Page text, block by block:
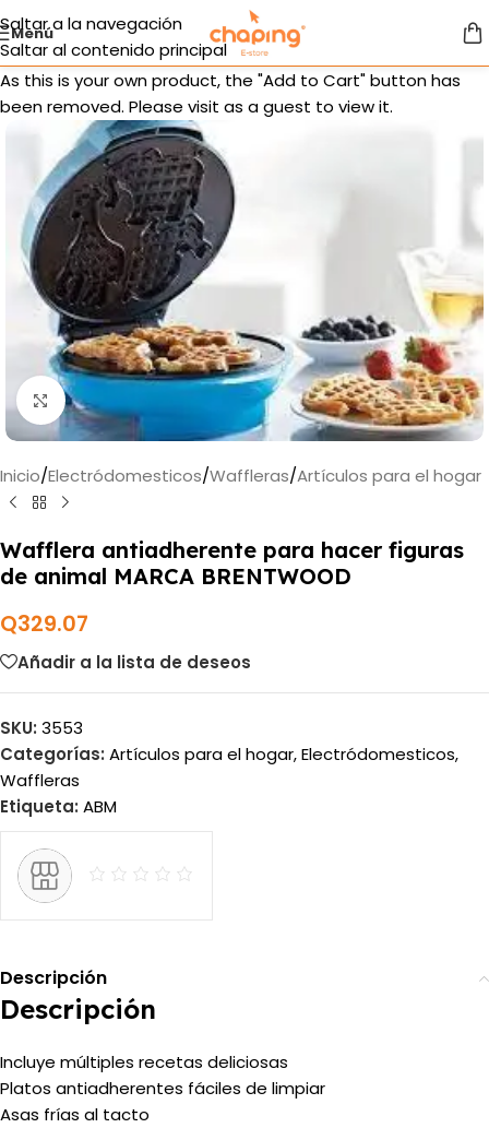
Saltar a la navegación
Saltar al contenido principal
Menú
As this is your own product, the "Add to Cart" button has
been removed. Please visit as a guest to view it.
Haga clic para ampliar
Inicio/Electródomesticos/Waffleras/Artículos para el hogar
Wafflera antiadherente para hacer figuras
de animal MARCA BRENTWOOD
Q329.07
Añadir a la lista de deseos
SKU: 3553
Categorías: Artículos para el hogar,Electródomesticos,
Waffleras
Etiqueta: ABM
Descripción
Descripción
Incluye múltiples recetas deliciosas
Platos antiadherentes fáciles de limpiar
Asas frías al tacto